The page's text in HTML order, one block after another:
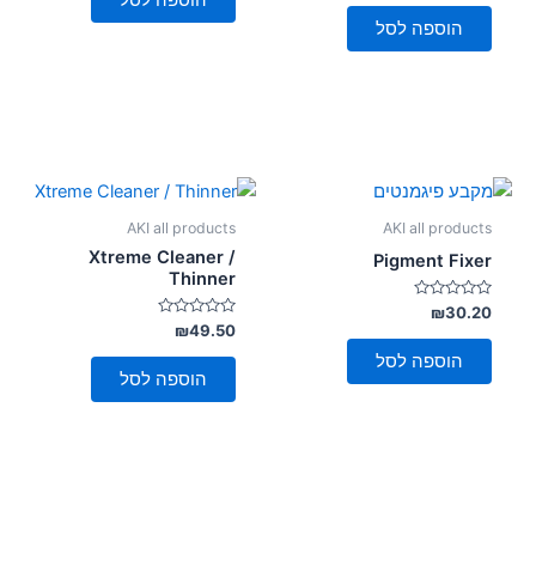
מתוך
הוספה לסל
AKI all products
Pigment Fixer
דורג
0
מתוך
₪30.20
הוספה לסל
AKI all products
Xtreme Cleaner /
Thinner
דורג
0
מתוך
₪49.50
הוספה לסל